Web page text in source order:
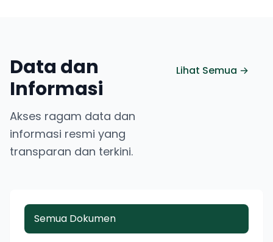
Data dan
Informasi
Akses ragam data dan
informasi resmi yang
transparan dan terkini.
Lihat Semua →
Semua Dokumen